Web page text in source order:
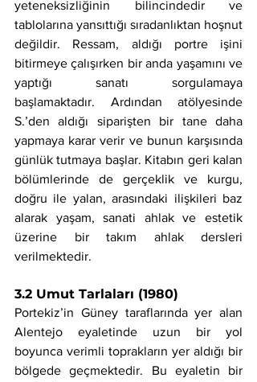
yeteneksizliğinin bilincindedir ve
tablolarına yansıttığı sıradanlıktan hoşnut
değildir. Ressam, aldığı portre işini
bitirmeye çalışırken bir anda yaşamını ve
yaptığı sanatı sorgulamaya
başlamaktadır. Ardından atölyesinde
S.’den aldığı siparişten bir tane daha
yapmaya karar verir ve bunun karşısında
günlük tutmaya başlar. Kitabın geri kalan
bölümlerinde de gerçeklik ve kurgu,
doğru ile yalan, arasındaki ilişkileri baz
alarak yaşam, sanati ahlak ve estetik
üzerine bir takım ahlak dersleri
verilmektedir.
3.2 Umut Tarlaları (1980)
Portekiz’in Güney taraflarında yer alan
Alentejo eyaletinde uzun bir yol
boyunca verimli toprakların yer aldığı bir
bölgede geçmektedir. Bu eyaletin bir